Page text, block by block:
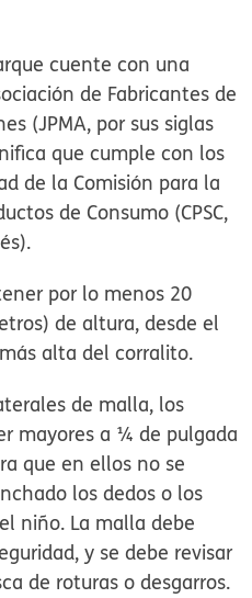
cuente con una
de Fabricantes de
(JPMA, por sus siglas
que cumple con los
de la Comisión para la
de Consumo (CPSC,
por lo menos 20
de altura, desde el
alta del corralito.
de malla, los
mayores a ¼ de pulgada
que en ellos no se
los dedos o los
niño. La malla debe
y se debe revisar
de roturas o desgarros.